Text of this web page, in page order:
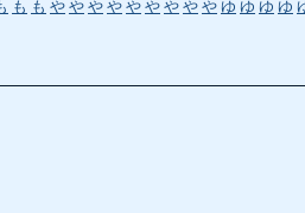
も も や や や や や や や や や ゆ ゆ ゆ ゆ